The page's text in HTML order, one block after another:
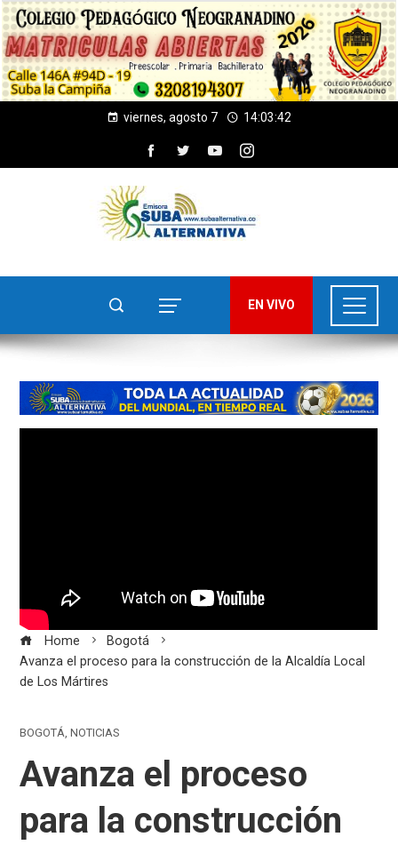
viernes, agosto 7 14:03:44
EN VIVO
Home
Bogotá
Avanza el proceso para la construcción de la Alcaldía Local
de Los Mártires
BOGOTÁ,NOTICIAS
Avanza el proceso
para la construcción